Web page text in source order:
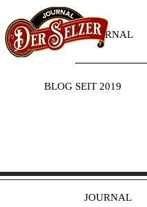
JOURNAL
JOURNAL
BLOG SEIT 2019